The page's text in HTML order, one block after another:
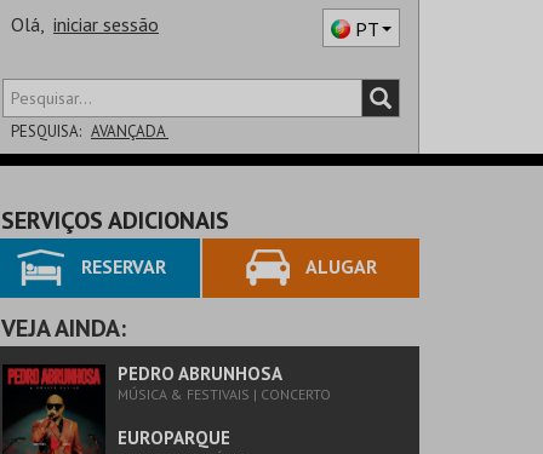
Olá, iniciar sessão PT
PESQUISA: AVANÇADA
SALA
SERVIÇOS ADICIONAIS
RESERVAR ALUGAR
VEJA AINDA:
PEDRO ABRUNHOSA
MÚSICA & FESTIVAIS | CONCERTO
EUROPARQUE